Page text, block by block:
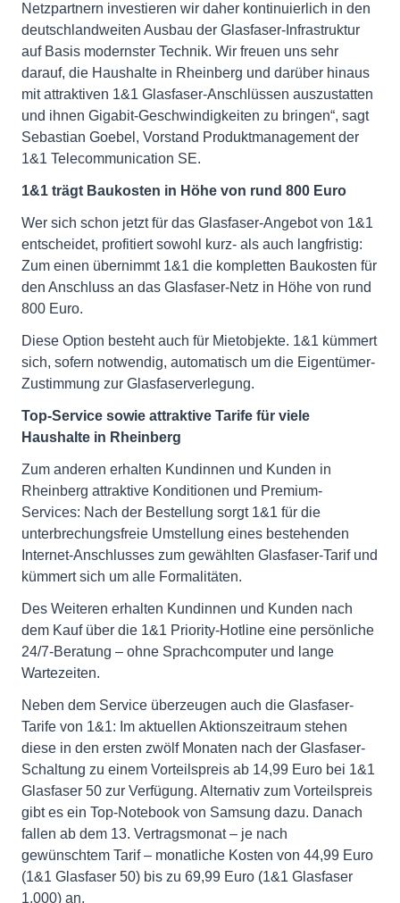
Netzpartnern investieren wir daher kontinuierlich in den
deutschlandweiten Ausbau der Glasfaser-Infrastruktur
auf Basis modernster Technik. Wir freuen uns sehr
darauf, die Haushalte in Rheinberg und darüber hinaus
mit attraktiven 1&1 Glasfaser-Anschlüssen auszustatten
und ihnen Gigabit-Geschwindigkeiten zu bringen“, sagt
Sebastian Goebel, Vorstand Produktmanagement der
1&1 Telecommunication SE.
1&1 trägt Baukosten in Höhe von rund 800 Euro
Wer sich schon jetzt für das Glasfaser-Angebot von 1&1
entscheidet, profitiert sowohl kurz- als auch langfristig:
Zum einen übernimmt 1&1 die kompletten Baukosten für
den Anschluss an das Glasfaser-Netz in Höhe von rund
800 Euro.
Diese Option besteht auch für Mietobjekte. 1&1 kümmert
sich, sofern notwendig, automatisch um die Eigentümer-
Zustimmung zur Glasfaserverlegung.
Top-Service sowie attraktive Tarife für viele
Haushalte in Rheinberg
Zum anderen erhalten Kundinnen und Kunden in
Rheinberg attraktive Konditionen und Premium-
Services: Nach der Bestellung sorgt 1&1 für die
unterbrechungsfreie Umstellung eines bestehenden
Internet-Anschlusses zum gewählten Glasfaser-Tarif und
kümmert sich um alle Formalitäten.
Des Weiteren erhalten Kundinnen und Kunden nach
dem Kauf über die 1&1 Priority-Hotline eine persönliche
24/7-Beratung – ohne Sprachcomputer und lange
Wartezeiten.
Neben dem Service überzeugen auch die Glasfaser-
Tarife von 1&1: Im aktuellen Aktionszeitraum stehen
diese in den ersten zwölf Monaten nach der Glasfaser-
Schaltung zu einem Vorteilspreis ab 14,99 Euro bei 1&1
Glasfaser 50 zur Verfügung. Alternativ zum Vorteilspreis
gibt es ein Top-Notebook von Samsung dazu. Danach
fallen ab dem 13. Vertragsmonat – je nach
gewünschtem Tarif – monatliche Kosten von 44,99 Euro
(1&1 Glasfaser 50) bis zu 69,99 Euro (1&1 Glasfaser
1.000) an.